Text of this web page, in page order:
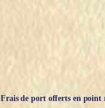
Frais de port offerts en point